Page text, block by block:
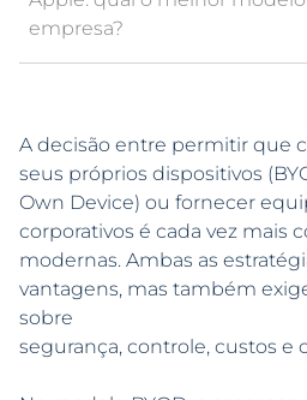
empresa?
A decisão entre permitir que
seus próprios dispositivos
Own Device) ou fornecer
corporativos é cada vez mais
modernas. Ambas as
vantagens, mas também
sobre
segurança, controle, custos e